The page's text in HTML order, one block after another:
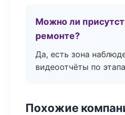
Можно ли
ремонте?
Да, есть зона
видеоотчёты по
Похожие